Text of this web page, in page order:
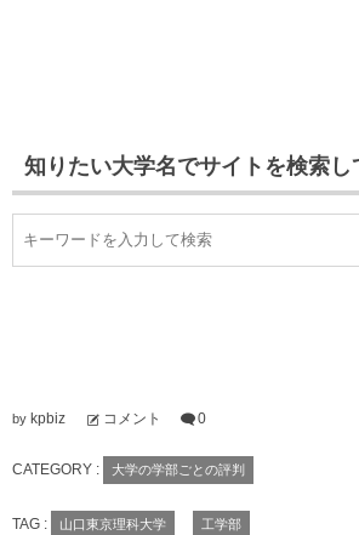
知りたい大学名でサイトを検索し
by kpbiz コメント 0
CATEGORY : 大学の学部ごとの評判
TAG : 山口東京理科大学 工学部